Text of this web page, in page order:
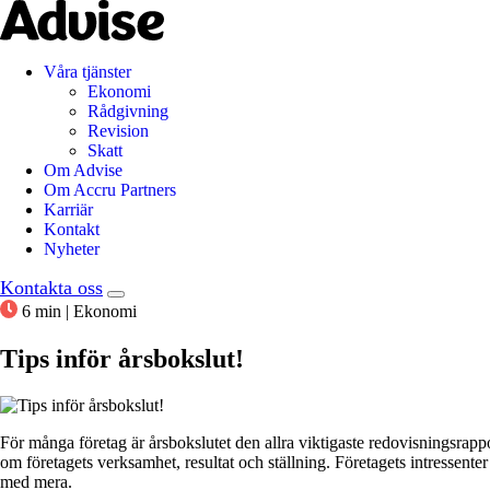
Våra tjänster
Ekonomi
Rådgivning
Revision
Skatt
Om Advise
Om Accru Partners
Karriär
Kontakt
Nyheter
Kontakta oss
6 min |Ekonomi
Tips inför årsbokslut!
För många företag är årsbokslutet den allra viktigaste
om företagets verksamhet, resultat och ställning. Företagets
med mera.